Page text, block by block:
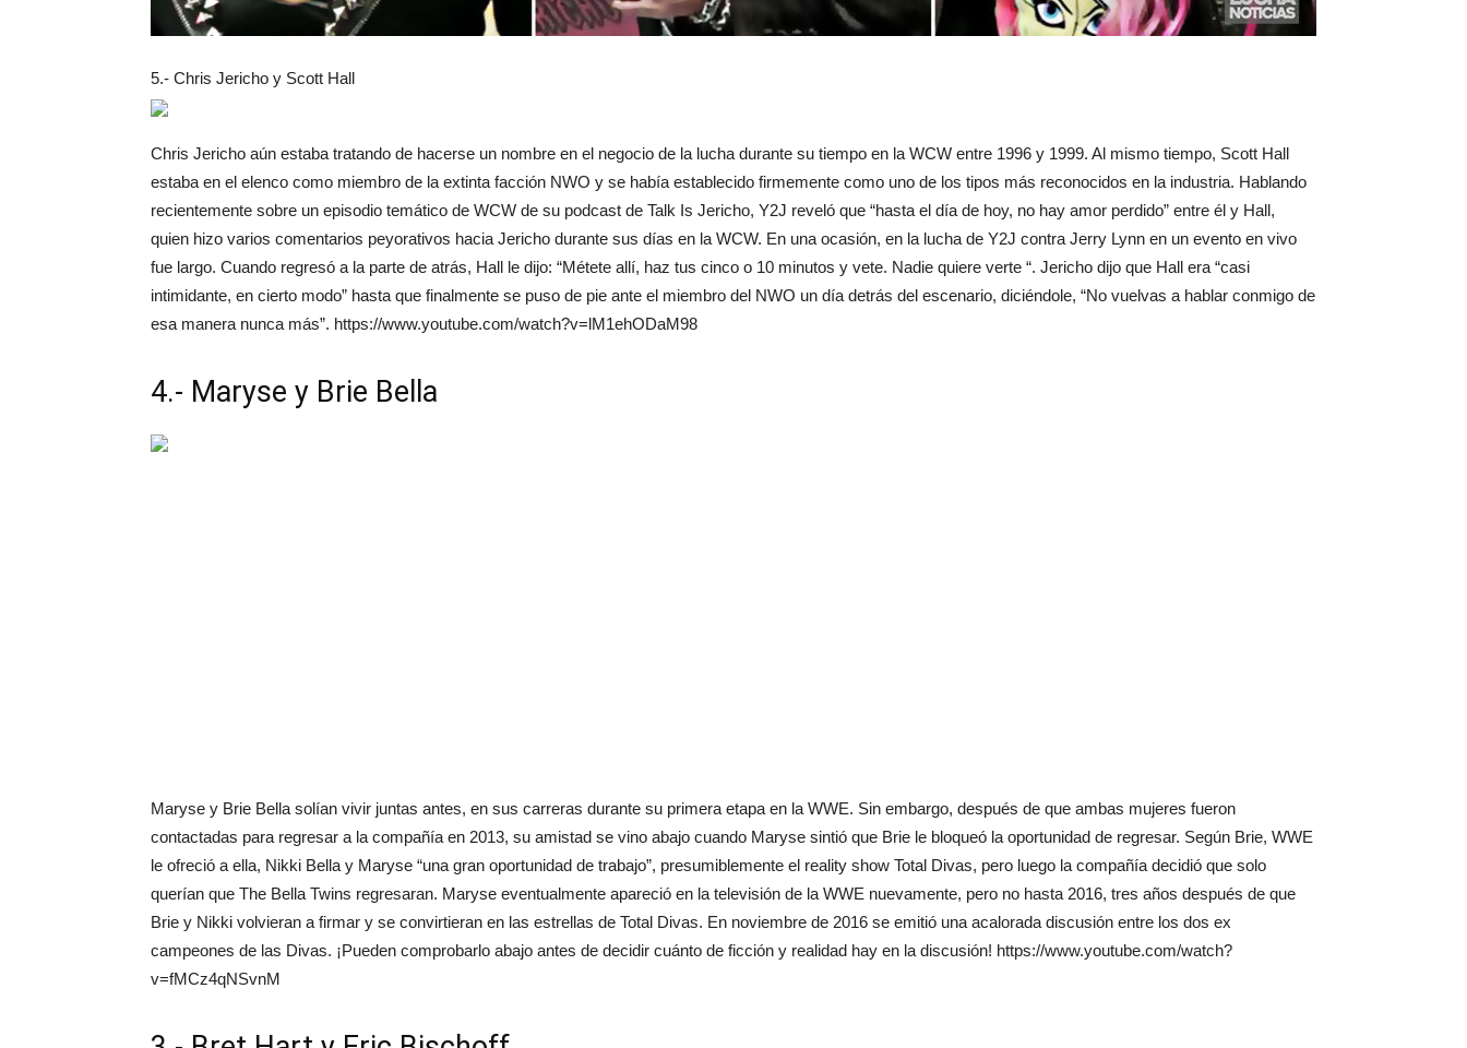
5.- Chris Jericho y Scott Hall
Chris Jericho aún estaba tratando de hacerse un nombre en el negocio de la lucha durante su tiempo en la WCW entre 1996 y 1999. Al mismo tiempo, Scott Hall
estaba en el elenco como miembro de la extinta facción NWO y se había establecido firmemente como uno de los tipos más reconocidos en la industria. Hablando
recientemente sobre un episodio temático de WCW de su podcast de Talk Is Jericho, Y2J reveló que “hasta el día de hoy, no hay amor perdido” entre él y Hall,
quien hizo varios comentarios peyorativos hacia Jericho durante sus días en la WCW. En una ocasión, en la lucha de Y2J contra Jerry Lynn en un evento en vivo
fue largo. Cuando regresó a la parte de atrás, Hall le dijo: “Métete allí, haz tus cinco o 10 minutos y vete. Nadie quiere verte “. Jericho dijo que Hall era “casi
intimidante, en cierto modo” hasta que finalmente se puso de pie ante el miembro del NWO un día detrás del escenario, diciéndole, “No vuelvas a hablar conmigo de
esa manera nunca más”. https://www.youtube.com/watch?v=lM1ehODaM98
4.- Maryse y Brie Bella
Maryse y Brie Bella solían vivir juntas antes, en sus carreras durante su primera etapa en la WWE. Sin embargo, después de que ambas mujeres fueron
contactadas para regresar a la compañía en 2013, su amistad se vino abajo cuando Maryse sintió que Brie le bloqueó la oportunidad de regresar. Según Brie, WWE
le ofreció a ella, Nikki Bella y Maryse “una gran oportunidad de trabajo”, presumiblemente el reality show Total Divas, pero luego la compañía decidió que solo
querían que The Bella Twins regresaran. Maryse eventualmente apareció en la televisión de la WWE nuevamente, pero no hasta 2016, tres años después de que
Brie y Nikki volvieran a firmar y se convirtieran en las estrellas de Total Divas. En noviembre de 2016 se emitió una acalorada discusión entre los dos ex
campeones de las Divas. ¡Pueden comprobarlo abajo antes de decidir cuánto de ficción y realidad hay en la discusión! https://www.youtube.com/watch?
v=fMCz4qNSvnM